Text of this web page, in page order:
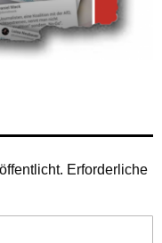
Erforderliche